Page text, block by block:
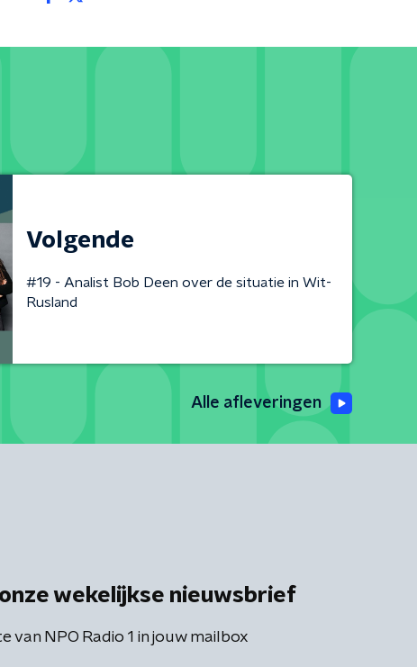
Volgende
#19 - Analist Bob Deen over de situatie in Wit-
Rusland
Alle afleveringen
wekelijkse nieuwsbrief
van NPO Radio 1 in jouw mailbox